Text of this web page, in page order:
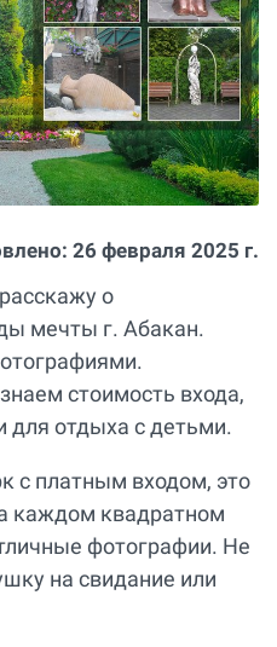
26 февраля 2025 г.
о
мечты г. Абакан.
стоимость входа,
для отдыха с детьми.
с платным входом, это
каждом квадратном
фотографии. Не
на свидание или